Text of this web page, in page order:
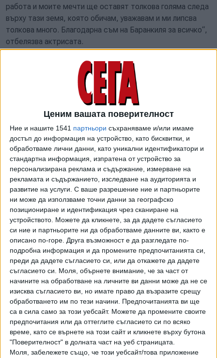
Ценим вашата поверителност
Ние и нашите 1541 партньори съхраняваме и/или имаме
достъп до информация на устройство, като бисквитки, и
обработваме лични данни, като уникални идентификатори и
стандартна информация, изпратена от устройство за
персонализирана реклама и съдържание, измерване на
рекламата и съдържанието, изследване на аудиторията и
развитие на услуги. С ваше разрешение ние и партньорите
ни може да използваме точни данни за географско
позициониране и идентификация чрез сканиране на
устройството. Можете да кликнете, за да дадете съгласието
си ние и партньорите ни да обработваме данните ви, както е
описано по-горе. Друга възможност е да разгледате по-
подробна информация и да промените предпочитанията си,
преди да дадете съгласието си, или да откажете да дадете
съгласието си. Моля, обърнете внимание, че за част от
начините на обработване на личните ви данни може да не се
изисква съгласието ви, но имате право да възразите срещу
обработването им по тези начини. Предпочитанията ви ще
са в сила само за този уебсайт. Можете да промените своите
предпочитания или да оттеглите съгласието си по всяко
време, като се върнете на този сайт и кликнете върху бутона
"Поверителност" в долната част на уеб страницата.
Моля, забележете също, че този уебсайт/това приложение
работа и моите мечти ще оставят толкова голяма следа
върху тази земя, която обичам, уважавам и ми липсва
толкова много. Благодарна съм на Баранкиля за всичко“,
отбелязва актрисата.
Статуята е била открита на 10 юли – деня, в който
латиноамериканската суперзвезда навърши 53 години,
празнувайки рождения си ден на италианския остров
Сардиния, заобиколена от семейството си и приятели.
„Баранкиля се предава в краката ви, казвайки на целия
свят: благодарим ви, че сте това, което сте, благодарим
ви, че сте от Баранкиля. Какъв по-добър начин да
отпразнуваме рождения ден на София от това да я
почетем с тази красива творба, която представя
нейната радост от живота, харизма, автентичност и
уникален дух“, каза кметът Алехандро Чар по време на
откриването на монумента.
Скулптурата е сътворена от Ино Маркес, обичан местен
художник, който е автор и на известната статуя на
Шакира – друга видна баранкилянка. Той е отдавал почит
с публични паметници и на други колумбийски
знаменитости – композиторите Джо Аройо, Пачо Галан,
певицата Естер Фореро и т.н.
Статуята сега се присъединява към нарастващата
колекция от фигури на международно известни личности
от Баранкиля, утвърждавайки наследството на София
Вергара не само като световна звезда, но и като обичана
героиня на своя град.
Създаването на статуята на София Вергара е отнело